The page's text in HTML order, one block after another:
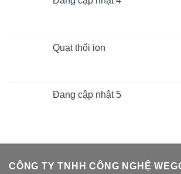
Quạt thổi ion
Đang cập nhật 5
CÔNG TY TNHH CÔNG NGHỆ